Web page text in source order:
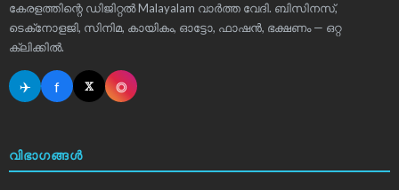
കേരളത്തിന്റെ ഡിജിറ്റൽ Malayalam വാർത്ത വേദി. ബിസിനസ്,
ടെക്‌നോളജി, സിനിമ, കായികം, ഓട്ടോ, ഫാഷൻ, ഭക്ഷണം — ഒറ്റ
ക്ലിക്കിൽ.
✈ f 𝕏 ◎
വിഭാഗങ്ങൾ